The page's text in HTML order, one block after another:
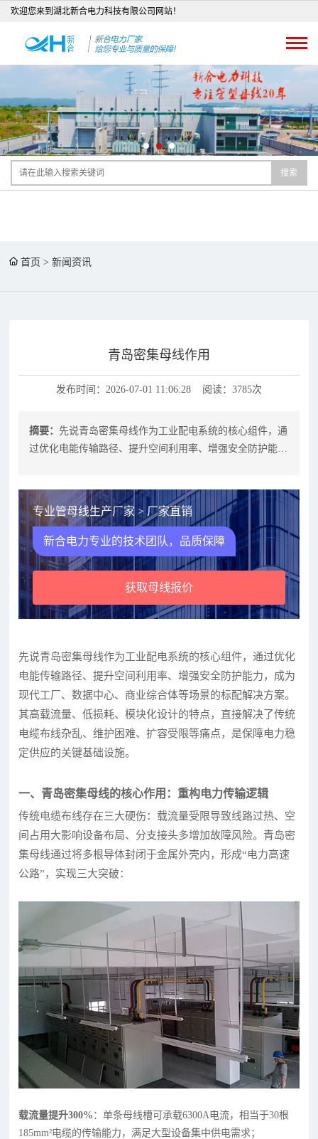
欢迎您来到湖北新合电力科技有限公司网站！
搜索
首页 >新闻资讯
青岛密集母线作用
发布时间：2026-07-01 11:06:28 阅读：3785次
摘要：先说青岛密集母线作为工业配电系统的核心组件，通
过优化电能传输路径、提升空间利用率、增强安全防护能
专业管母线生产厂家 > 厂家直销
新合电力专业的技术团队，品质保障
获取母线报价
先说青岛密集母线作为工业配电系统的核心组件，通过优化
电能传输路径、提升空间利用率、增强安全防护能力，成为
现代工厂、数据中心、商业综合体等场景的标配解决方案。
其高载流量、低损耗、模块化设计的特点，直接解决了传统
电缆布线杂乱、维护困难、扩容受限等痛点，是保障电力稳
定供应的关键基础设施。
一、青岛密集母线的核心作用：重构电力传输逻辑
传统电缆布线存在三大硬伤：载流量受限导致线路过热、空
间占用大影响设备布局、分支接头多增加故障风险。青岛密
集母线通过将多根导体封闭于金属外壳内，形成“电力高速
公路”，实现三大突破：
载流量提升300% ：单条母线槽可承载6300A电流，相当于30根
185mm²电缆的传输能力，满足大型设备集中供电需求；